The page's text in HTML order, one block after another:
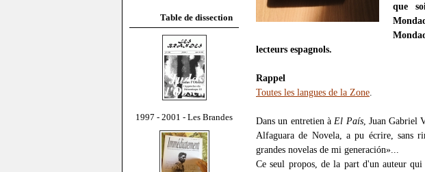
Table de dissection
1997 - 2001 - Les Brandes
que
lecteurs espagnols.
Rappel
Toutes les langues de la Zone
Dans un entretien à El País, Juan Gabriel
Alfaguara de Novela, a pu écrire, sans
grandes novelas de mi generación»...
Ce seul propos, de la part d'un auteur